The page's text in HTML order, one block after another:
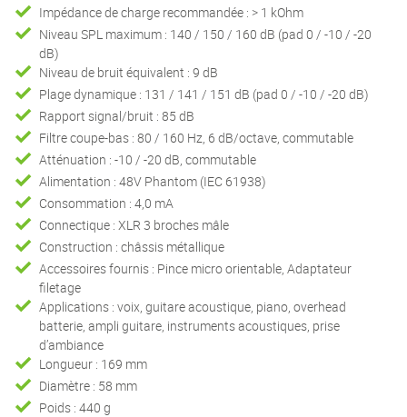
Impédance de charge recommandée : > 1 kOhm
Niveau SPL maximum : 140 / 150 / 160 dB (pad 0 / -10 / -20
dB)
Niveau de bruit équivalent : 9 dB
Plage dynamique : 131 / 141 / 151 dB (pad 0 / -10 / -20 dB)
Rapport signal/bruit : 85 dB
Filtre coupe-bas : 80 / 160 Hz, 6 dB/octave, commutable
Atténuation : -10 / -20 dB, commutable
Alimentation : 48V Phantom (IEC 61938)
Consommation : 4,0 mA
Connectique : XLR 3 broches mâle
Construction : châssis métallique
Accessoires fournis : Pince micro orientable, Adaptateur
filetage
Applications : voix, guitare acoustique, piano, overhead
batterie, ampli guitare, instruments acoustiques, prise
d’ambiance
Longueur : 169 mm
Diamètre : 58 mm
Poids : 440 g